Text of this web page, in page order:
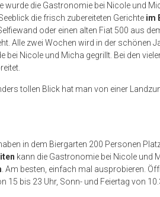
wurde die Gastronomie bei Nicole und
die frisch zubereiteten Gerichte im
oder einen alten Fiat 500 aus
Alle zwei Wochen wird in der schönen
bei Nicole und Micha gegrillt. Bei den
tollen Blick hat man von einer
in dem Biergarten 200 Personen
kann die Gastronomie bei Nicole und
. Am besten, einfach mal ausprobieren.
15 bis 23 Uhr, Sonn- und Feiertag von